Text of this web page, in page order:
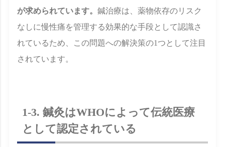
が求められています。鍼治療は、薬物依存のリスク
なしに慢性痛を管理する効果的な手段として認識さ
れているため、この問題への解決策の1つとして注目
されています。
1-3. 鍼灸はWHOによって伝統医療
として認定されている